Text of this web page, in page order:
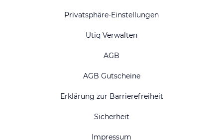
Privatsphäre-Einstellungen
Utiq Verwalten
AGB
AGB Gutscheine
Erklärung zur Barrierefreiheit
Sicherheit
Impressum